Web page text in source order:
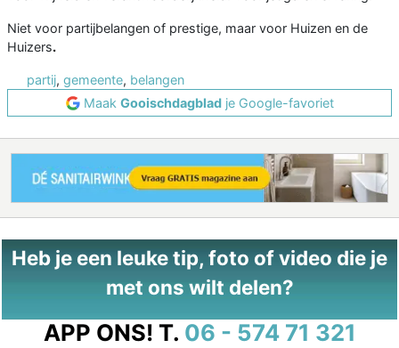
Niet voor partijbelangen of prestige, maar voor Huizen en de
Huizers.
partij, gemeente, belangen
Maak Gooischdagbladje Google-favoriet
Heb je een leuke tip, foto of video die je
met ons wilt delen?
APP ONS! T. 06 - 574 71 321